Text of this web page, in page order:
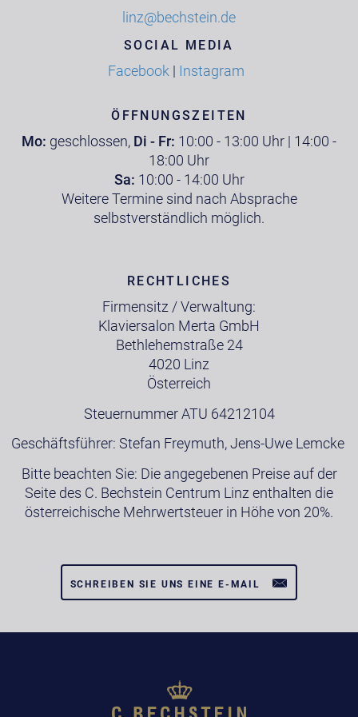
linz@bechstein.de
SOCIAL MEDIA
Facebook| Instagram
ÖFFNUNGSZEITEN
Mo: geschlossen, Di - Fr: 10:00 - 13:00 Uhr | 14:00 -
18:00 Uhr
Sa: 10:00 - 14:00 Uhr
Weitere Termine sind nach Absprache
selbstverständlich möglich.
RECHTLICHES
Firmensitz / Verwaltung:
Klaviersalon Merta GmbH
Bethlehemstraße 24
4020 Linz
Österreich
Steuernummer ATU 64212104
Geschäftsführer: Stefan Freymuth, Jens-Uwe Lemcke
Bitte beachten Sie: Die angegebenen Preise auf der
Seite des C. Bechstein Centrum Linz enthalten die
österreichische Mehrwertsteuer in Höhe von 20%.
SCHREIBEN SIE UNS EINE E-MAIL